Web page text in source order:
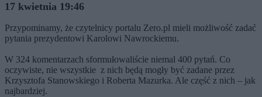
17 kwietnia 19:46
Przypominamy, że czytelnicy portalu Zero.pl mieli możliwość zadać
pytania prezydentowi Karolowi Nawrockiemu.
W 324 komentarzach sformułowaliście niemal 400 pytań. Co
oczywiste, nie wszystkie z nich będą mogły być zadane przez
Krzysztofa Stanowskiego i Roberta Mazurka. Ale część z nich – jak
najbardziej.